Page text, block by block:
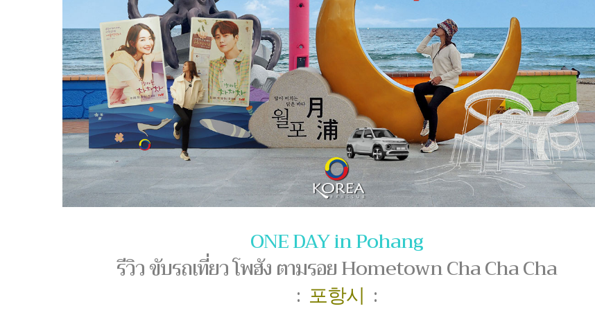
ONE DAY in Pohang
รีวิว ขับรถเที่ยว โพฮัง ตามรอย Hometown Cha Cha Cha
: 포항시 :